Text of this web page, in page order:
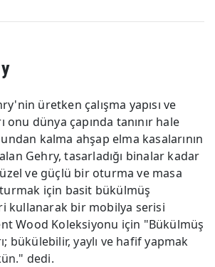
üretken çalışma yapısı ve
onu dünya çapında tanınır hale
kalma ahşap elma kasalarının
Gehry, tasarladığı binalar kadar
ve güçlü bir oturma ve masa
için basit bükülmüş
kullanarak bir mobilya serisi
Wood Koleksiyonu için "Bükülmüş
bükülebilir, yaylı ve hafif yapmak
dedi.